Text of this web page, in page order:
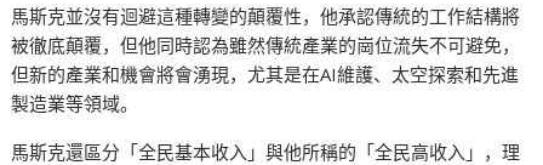
馬斯克並沒有迴避這種轉變的顛覆性，他承認傳統的工作結構將
被徹底顛覆，但他同時認為雖然傳統產業的崗位流失不可避免，
但新的產業和機會將會湧現，尤其是在AI維護、太空探索和先進
製造業等領域。
馬斯克還區分「全民基本收入」與他所稱的「全民高收入」，理